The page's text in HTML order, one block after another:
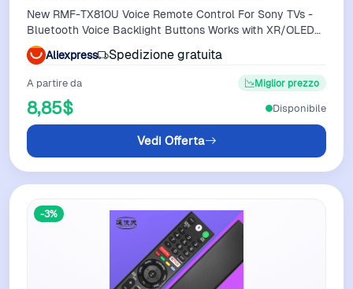
New RMF-TX810U Voice Remote Control For Sony TVs -
Bluetooth Voice Backlight Buttons Works with XR/OLED
Series
Aliexpress Spedizione gratuita
A partire da
8,85$
Miglior prezzo
Vedi Offerta
Disponibile
-3%